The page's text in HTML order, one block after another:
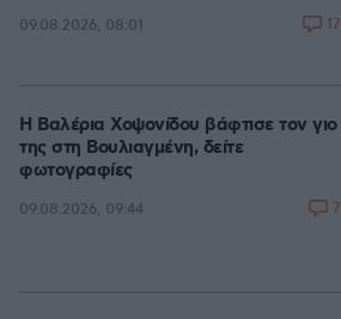
09.08.2026, 08:01 17
Η Βαλέρια Χοψονίδου βάφτισε τον γιο
της στη Βουλιαγμένη, δείτε
φωτογραφίες
09.08.2026, 09:44 7